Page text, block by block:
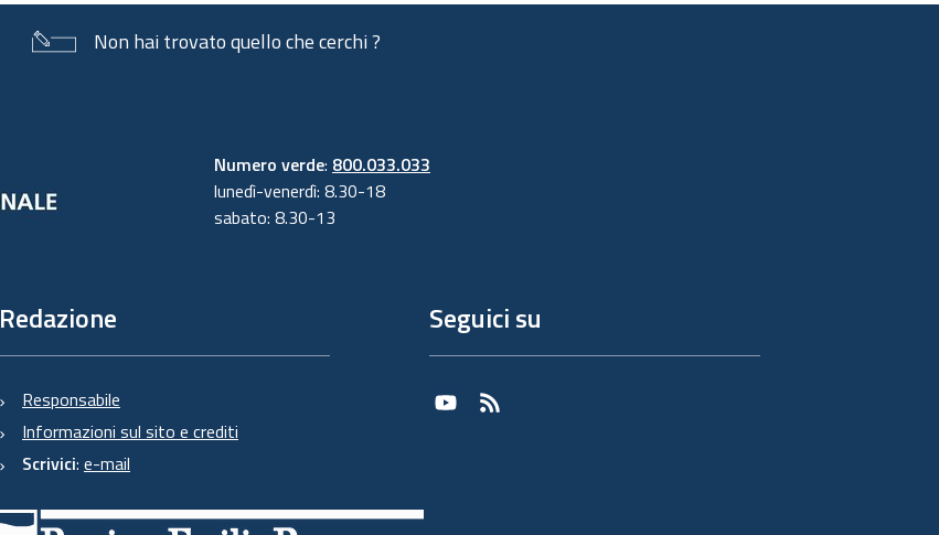
Non hai trovato quello che cerchi ?
Numero verde: 800.033.033
lunedì-venerdì: 8.30-18
sabato: 8.30-13
Redazione
Responsabile
Informazioni sul sito e crediti
Scrivici: e-mail
Seguici su
Youtube
RSS